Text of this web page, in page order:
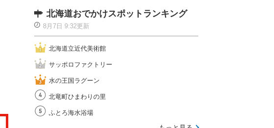
北海道おでかけスポットランキング
8月7日 9:32更新
北海道立近代美術館
サッポロファクトリー
水の王国ラグーン
北竜町ひまわりの里
ふとろ海水浴場